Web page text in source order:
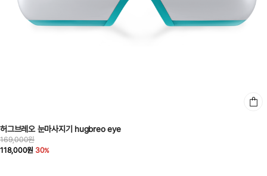
허그브레오 눈마사지기 hugbreo eye
169,000원
118,000원 30